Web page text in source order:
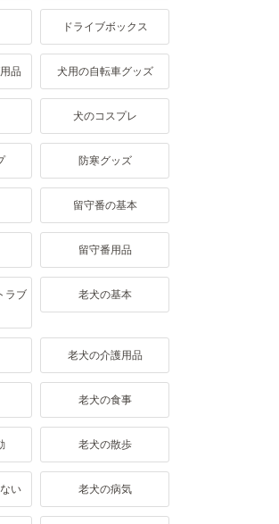
ドライブボックス
品 犬用の自転車グッズ
犬のコスプレ
防寒グッズ
留守番の基本
留守番用品
ラブ
老犬の基本
老犬の介護用品
老犬の食事
老犬の散歩
い 老犬の病気